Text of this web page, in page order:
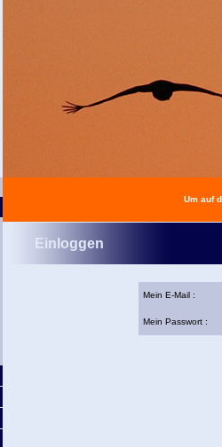
Um auf
Einloggen
Mein E-Mail :
Mein Passwort :